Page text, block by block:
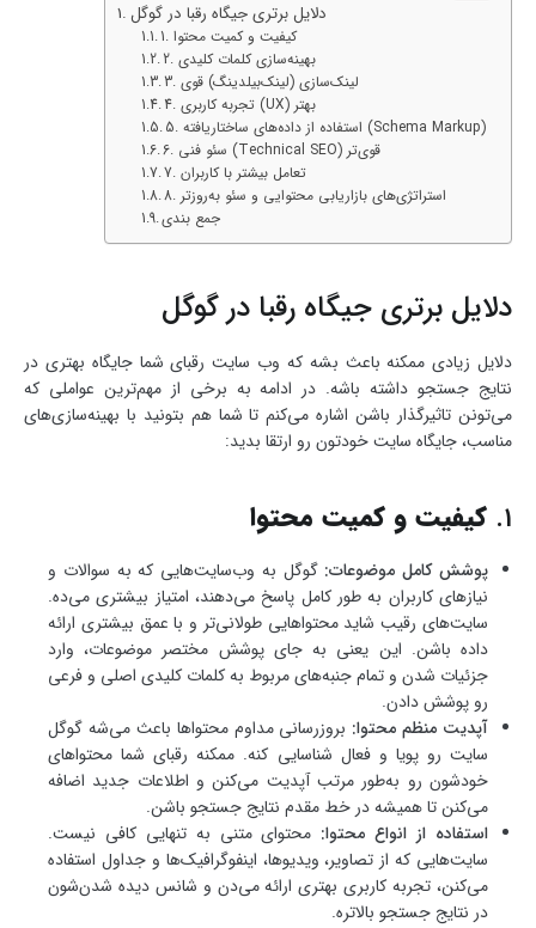
دلایل برتری جیگاه رقبا در گوگل
1. کیفیت و کمیت محتوا
2. بهینه‌سازی کلمات کلیدی
3. لینک‌سازی (لینک‌بیلدینگ) قوی
4. تجربه کاربری (UX) بهتر
5. استفاده از داده‌های ساختاریافته (Schema Markup)
6. سئو فنی (Technical SEO) قوی‌تر
7. تعامل بیشتر با کاربران
8. استراتژی‌های بازاریابی محتوایی و سئو به‌روزتر
جمع بندی
دلایل برتری جیگاه رقبا در گوگل
دلایل زیادی ممکنه باعث بشه که وب سایت رقبای شما جایگاه بهتری در
نتایج جستجو داشته باشه. در ادامه به برخی از مهم‌ترین عواملی که
می‌تونن تاثیرگذار باشن اشاره می‌کنم تا شما هم بتونید با بهینه‌سازی‌های
مناسب، جایگاه سایت خودتون رو ارتقا بدید:
1. کیفیت و کمیت محتوا
پوشش کامل موضوعات: گوگل به وب‌سایت‌هایی که به سوالات و
نیازهای کاربران به طور کامل پاسخ می‌دهند، امتیاز بیشتری می‌ده.
سایت‌های رقیب شاید محتواهایی طولانی‌تر و با عمق بیشتری ارائه
داده باشن. این یعنی به جای پوشش مختصر موضوعات، وارد
جزئیات شدن و تمام جنبه‌های مربوط به کلمات کلیدی اصلی و فرعی
رو پوشش دادن.
آپدیت منظم محتوا: بروزرسانی مداوم محتواها باعث می‌شه گوگل
سایت رو پویا و فعال شناسایی کنه. ممکنه رقبای شما محتواهای
خودشون رو به‌طور مرتب آپدیت می‌کنن و اطلاعات جدید اضافه
می‌کنن تا همیشه در خط مقدم نتایج جستجو باشن.
استفاده از انواع محتوا: محتوای متنی به تنهایی کافی نیست.
سایت‌هایی که از تصاویر، ویدیوها، اینفوگرافیک‌ها و جداول استفاده
می‌کنن، تجربه کاربری بهتری ارائه می‌دن و شانس دیده شدن‌شون
در نتایج جستجو بالاتره.